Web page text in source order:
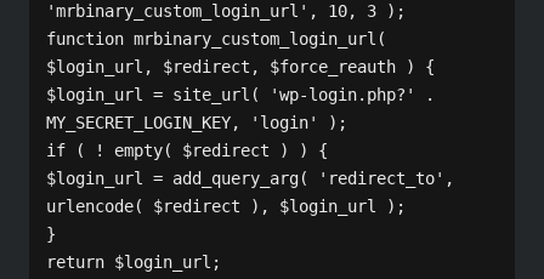
'mrbinary_custom_login_url', 10, 3 );
function mrbinary_custom_login_url(
$login_url, $redirect, $force_reauth ) {
$login_url = site_url( 'wp-login.php?' .
MY_SECRET_LOGIN_KEY, 'login' );
if ( ! empty( $redirect ) ) {
$login_url = add_query_arg( 'redirect_to',
urlencode( $redirect ), $login_url );
}
return $login_url;